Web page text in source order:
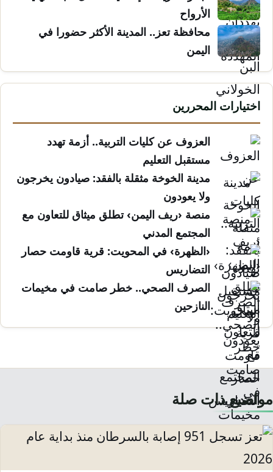
الأرواح
محافظة تعز.. المدينة الأكثر حضورا في
اليمن
اختيارات المحررين
العزوف عن كليات التربية.. أزمة تهدد
مستقبل التعليم
مدينة الخوخة مثقلة بالفقد: صيادون يخرجون
ولا يعودون
منصة ‹ريف اليمن› تطلق ميثاق للتعاون مع
المجتمع المدني
‹الظهرة› في المحويت: قرية قاومت حصار
التضاريس
الصرف الصحي.. خطر صامت في مخيمات
النازحين
مواضيع ذات صلة